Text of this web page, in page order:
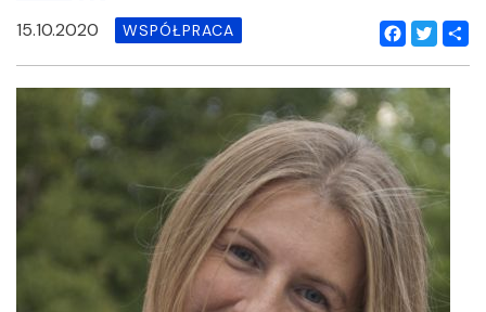
Facebook
Twitter
15.10.2020 WSPÓŁPRACA